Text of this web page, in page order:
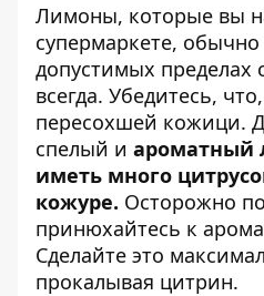
Лимоны, которые вы
супермаркете, обычно
допустимых пределах
всегда. Убедитесь,
пересохшей кожици.
спелый и ароматный
иметь много
кожуре. Осторожно
принюхайтесь к
Сделайте это
прокалывая цитрин.